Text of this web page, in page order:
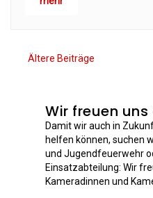
Ältere Beiträge
Wir freuen
Damit wir auch in
helfen können, suchen
und Jugendfeuerwehr
Einsatzabteilung: Wir
Kameradinnen und